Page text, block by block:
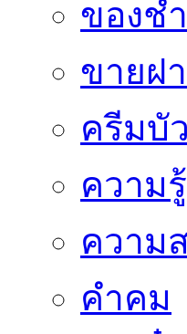
ของช
ขายฝ
ครีมบั
ความรู้
ความ
คำคม